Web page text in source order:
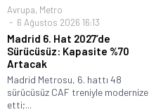
Avrupa, Metro
6 Ağustos 2026 16:13
Madrid 6. Hat 2027’de
Sürücüsüz: Kapasite %70
Artacak
Madrid Metrosu, 6. hattı 48
sürücüsüz CAF treniyle modernize
etti;...